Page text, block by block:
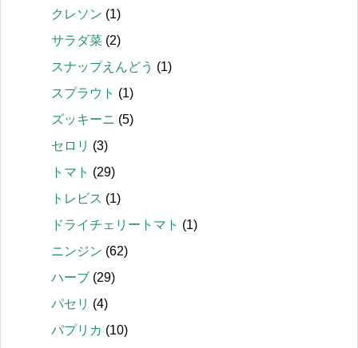
クレソン (1)
サラダ菜 (2)
スナップえんどう (1)
スプラウト (1)
ズッキーニ (5)
セロリ (3)
トマト (29)
トレビス (1)
ドライチェリートマト (1)
ニンジン (62)
ハーブ (29)
パセリ (4)
パプリカ (10)